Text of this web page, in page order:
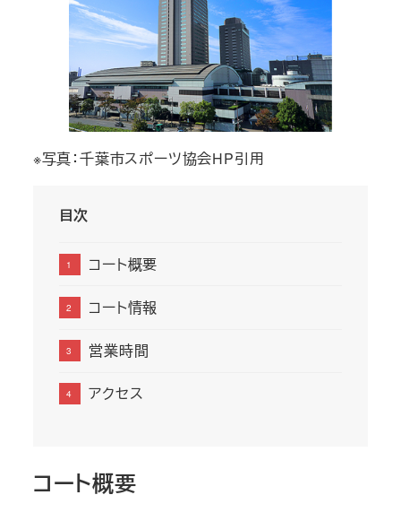
※写真：千葉市スポーツ協会HP引用
目次
コート概要
コート情報
営業時間
アクセス
コート概要